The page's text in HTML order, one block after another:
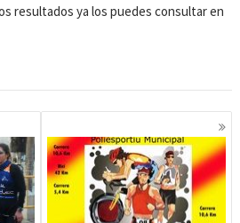
resultados ya los puedes consultar en